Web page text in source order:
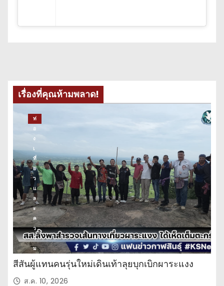
เรื่องที่คุณห้ามพลาด!
ท่
อ
ง
เ
ที่
ย
ว
แ
ล
ะ
ค
ว
า
ม
บั
น
เ
สีสันผู้แทนคนรุ่นใหม่เดินเท้าลุยบุกเบิกผาระแงง
ส.ค. 10, 2026